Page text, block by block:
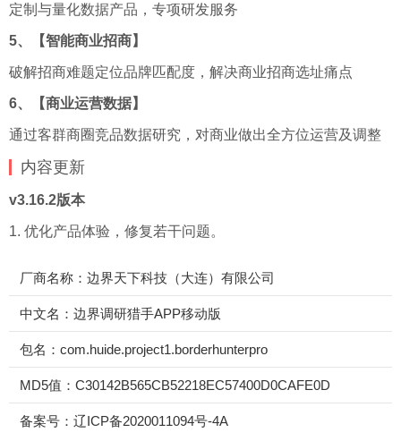
定制与量化数据产品，专项研发服务
5、【智能商业招商】
破解招商难题定位品牌匹配度，解决商业招商选址痛点
6、【商业运营数据】
通过客群商圈竞品数据研究，对商业做出全方位运营及调整
内容更新
v3.16.2版本
1. 优化产品体验，修复若干问题。
厂商名称：边界天下科技（大连）有限公司
中文名：边界调研猎手APP移动版
包名：com.huide.project1.borderhunterpro
MD5值：C30142B565CB52218EC57400D0CAFE0D
备案号：辽ICP备2020011094号-4A